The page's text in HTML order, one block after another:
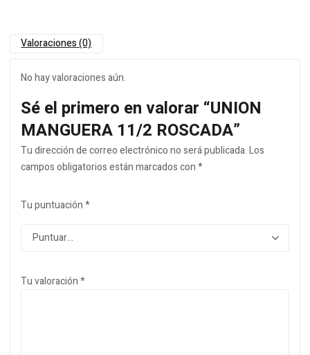
Valoraciones (0)
No hay valoraciones aún.
Sé el primero en valorar “UNION
MANGUERA 11/2 ROSCADA”
Tu dirección de correo electrónico no será publicada.Los
campos obligatorios están marcados con*
Tu puntuación*
Tu valoración*